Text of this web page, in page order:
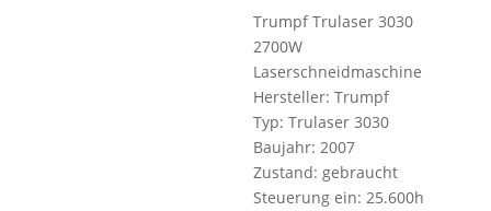
Trumpf Trulaser 3030
2700W
Laserschneidmaschine
Hersteller: Trumpf
Typ: Trulaser 3030
Baujahr: 2007
Zustand: gebraucht
Steuerung ein: 25.600h